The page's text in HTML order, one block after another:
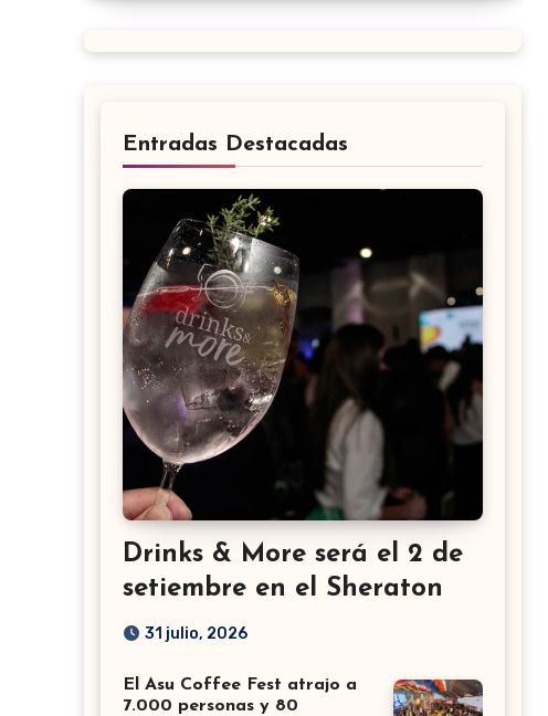
Entradas Destacadas
Drinks & More será el 2 de
setiembre en el Sheraton
31 julio, 2026
El Asu Coffee Fest atrajo a
7.000 personas y 80